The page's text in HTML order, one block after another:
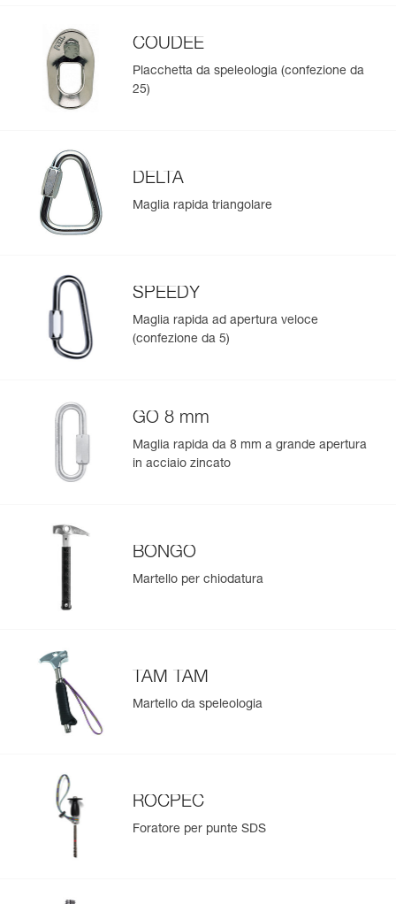
COUDEE
Placchetta da speleologia (confezione da
25)
DELTA
Maglia rapida triangolare
SPEEDY
Maglia rapida ad apertura veloce
(confezione da 5)
GO 8 mm
Maglia rapida da 8 mm a grande apertura
in acciaio zincato
BONGO
Martello per chiodatura
TAM TAM
Martello da speleologia
ROCPEC
Foratore per punte SDS